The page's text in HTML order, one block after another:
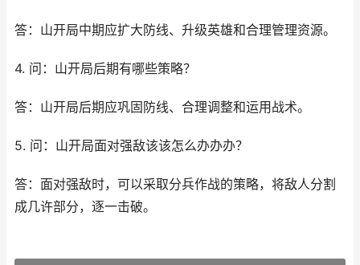
答：山开局中期应扩大防线、升级英雄和合理管理资源。
4. 问：山开局后期有哪些策略？
答：山开局后期应巩固防线、合理调整和运用战术。
5. 问：山开局面对强敌该该怎么办办办？
答：面对强敌时，可以采取分兵作战的策略，将敌人分割
成几许部分，逐一击破。